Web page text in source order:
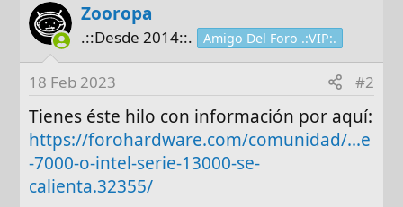
Zooropa
.::Desde 2014::. Amigo Del Foro .:VIP:.
18 Feb 2023 #2
Tienes éste hilo con información por aquí:
https://forohardware.com/comunidad/...e
-7000-o-intel-serie-13000-se-
calienta.32355/